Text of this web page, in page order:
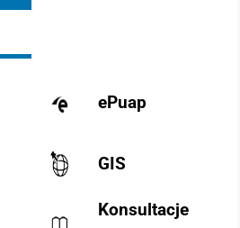
ePuap
GIS
Konsultacje